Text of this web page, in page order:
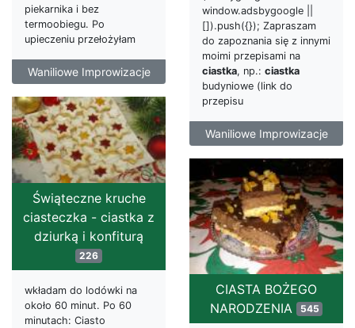
window.adsbygoogle ||
[]).push({}); Zapraszam
do zapoznania się z innymi
moimi przepisami na
ciastka, np.: ciastka
budyniowe (link do
przepisu
Waniliowe Improwizacje
piekarnika i bez
termoobiegu. Po
upieczeniu przełożyłam
Waniliowe Improwizacje
Świąteczne kruche
ciasteczka - ciastka z
dziurką i konfiturą
226
wkładam do lodówki na
około 60 minut. Po 60
minutach: Ciasto
CIASTA BOŻEGO
NARODZENIA
545